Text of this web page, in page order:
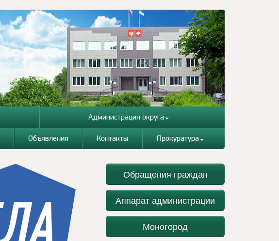
Администрация округа
Объявления Контакты Прокуратура
Обращения граждан
Аппарат администрации
Моногород